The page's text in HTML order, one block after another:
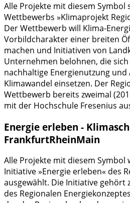
Alle Projekte mit diesem Symbol
Wettbewerbs »Klimaprojekt
Der Wettbewerb will Klima-
Vorbildcharakter einer breiten
machen und Initiativen von
Unternehmen belohnen, die
nachhaltige Energienutzung und
Klimawandel einsetzen. Der
Wettbewerb bereits zweimal
mit der Hochschule Fresenius
Energie erleben -
FrankfurtRheinMain
Alle Projekte mit diesem Symbol
Initiative »Energie erleben« des
ausgewählt. Die Initiative gehört
des Regionalen